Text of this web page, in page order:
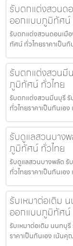
รับตกแต่งสวนด
ออกแบบภูมิทัศน์
รับตกแต่งสวนดอนเมื
ทัศน์ ทั่วไทยราคาเป็น
รับตกแต่งสวนมี
ภูมิทัศน์ ทั่วไทย
รับตกแต่งสวนมีนบุรี
ทั่วไทยราคาเป็นกันเอ
รับดูแลสวนบาง
ภูมิทัศน์ ทั่วไทย
รับดูแลสวนบางพลัด
ทั่วไทยราคาเป็นกันเอ
รับเหมาต่อเติม
ออกแบบภูมิทัศ
รับเหมาต่อเติม นนท
ราคาเป็นกันเอง เน้น